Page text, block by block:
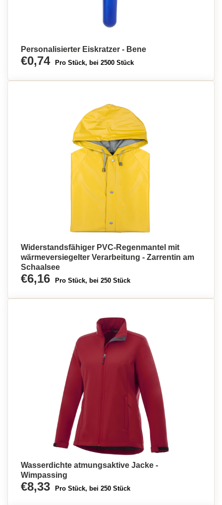
Personalisierter Eiskratzer - Bene
€0,74 Pro Stück, bei 2500 Stück
Widerstandsfähiger PVC-Regenmantel mit
wärmeversiegelter Verarbeitung - Zarrentin am
Schaalsee
€6,16 Pro Stück, bei 250 Stück
Wasserdichte atmungsaktive Jacke -
Wimpassing
€8,33 Pro Stück, bei 250 Stück